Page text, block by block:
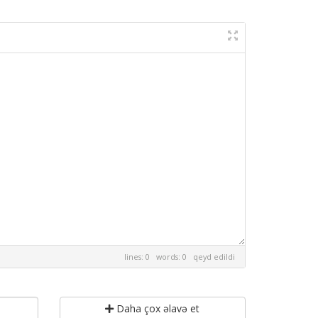
lines: 0 words: 0 qeyd edildi
Daha çox əlavə et